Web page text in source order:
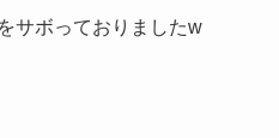
サボっておりましたw